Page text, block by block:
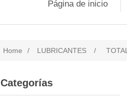
Página de inicio
Home / LUBRICANTES / TOTAL
Categorías